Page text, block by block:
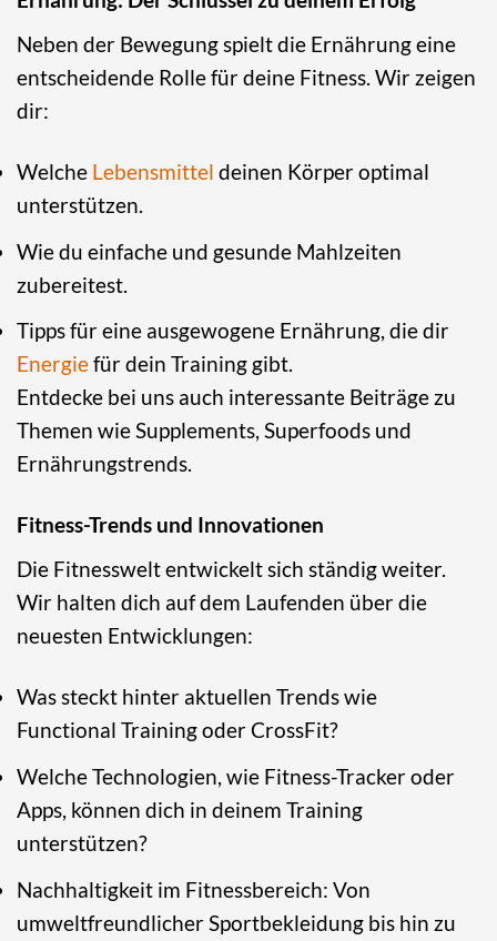
Neben der Bewegung spielt die Ernährung eine
entscheidende Rolle für deine Fitness. Wir zeigen
dir:
Welche Lebensmittel deinen Körper optimal
unterstützen.
Wie du einfache und gesunde Mahlzeiten
zubereitest.
Tipps für eine ausgewogene Ernährung, die dir
Energiefür dein Training gibt.
Entdecke bei uns auch interessante Beiträge zu
Themen wie Supplements, Superfoods und
Ernährungstrends.
Fitness-Trends und Innovationen
Die Fitnesswelt entwickelt sich ständig weiter.
Wir halten dich auf dem Laufenden über die
neuesten Entwicklungen:
Was steckt hinter aktuellen Trends wie
Functional Training oder CrossFit?
Welche Technologien, wie Fitness-Tracker oder
Apps, können dich in deinem Training
unterstützen?
Nachhaltigkeit im Fitnessbereich: Von
umweltfreundlicher Sportbekleidung bis hin zu